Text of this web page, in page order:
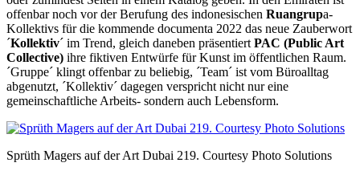
offenbar noch vor der Berufung des indonesischen Ruangrupa-
Kollektivs für die kommende documenta 2022 das neue Zauberwort
´Kollektiv´ im Trend, gleich daneben präsentiert PAC (Public Art
Collective) ihre fiktiven Entwürfe für Kunst im öffentlichen Raum.
´Gruppe´ klingt offenbar zu beliebig, ´Team´ ist vom Büroalltag
abgenutzt, ´Kollektiv´ dagegen verspricht nicht nur eine
gemeinschaftliche Arbeits- sondern auch Lebensform.
Sprüth Magers auf der Art Dubai 219. Courtesy Photo Solutions